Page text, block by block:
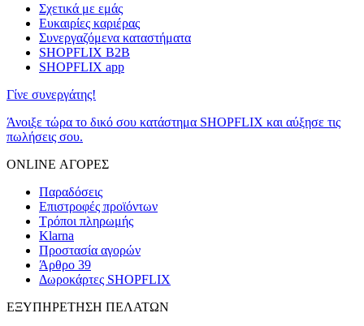
Σχετικά με εμάς
Ευκαιρίες καριέρας
Συνεργαζόμενα καταστήματα
SHOPFLIX B2B
SHOPFLIX app
Γίνε συνεργάτης!
Άνοιξε τώρα το δικό σου κατάστημα SHOPFLIX και αύξησε τις
πωλήσεις σου.
ONLINE ΑΓΟΡΕΣ
Παραδόσεις
Επιστροφές προϊόντων
Τρόποι πληρωμής
Klarna
Προστασία αγορών
Άρθρο 39
Δωροκάρτες SHOPFLIX
ΕΞΥΠΗΡΕΤΗΣΗ ΠΕΛΑΤΩΝ